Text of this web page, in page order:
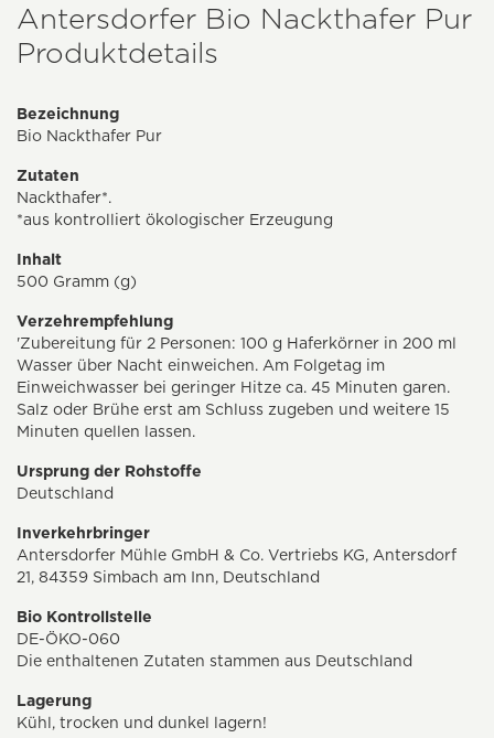
Antersdorfer Bio Nackthafer Pur
Produktdetails
Bezeichnung
Bio Nackthafer Pur
Zutaten
Nackthafer*.
*aus kontrolliert ökologischer Erzeugung
Inhalt
500 Gramm (g)
Verzehrempfehlung
'Zubereitung für 2 Personen: 100 g Haferkörner in 200 ml
Wasser über Nacht einweichen. Am Folgetag im
Einweichwasser bei geringer Hitze ca. 45 Minuten garen.
Salz oder Brühe erst am Schluss zugeben und weitere 15
Minuten quellen lassen.
Ursprung der Rohstoffe
Deutschland
Inverkehrbringer
Antersdorfer Mühle GmbH & Co. Vertriebs KG, Antersdorf
21, 84359 Simbach am Inn, Deutschland
Bio Kontrollstelle
DE-ÖKO-060
Die enthaltenen Zutaten stammen aus Deutschland
Lagerung
Kühl, trocken und dunkel lagern!